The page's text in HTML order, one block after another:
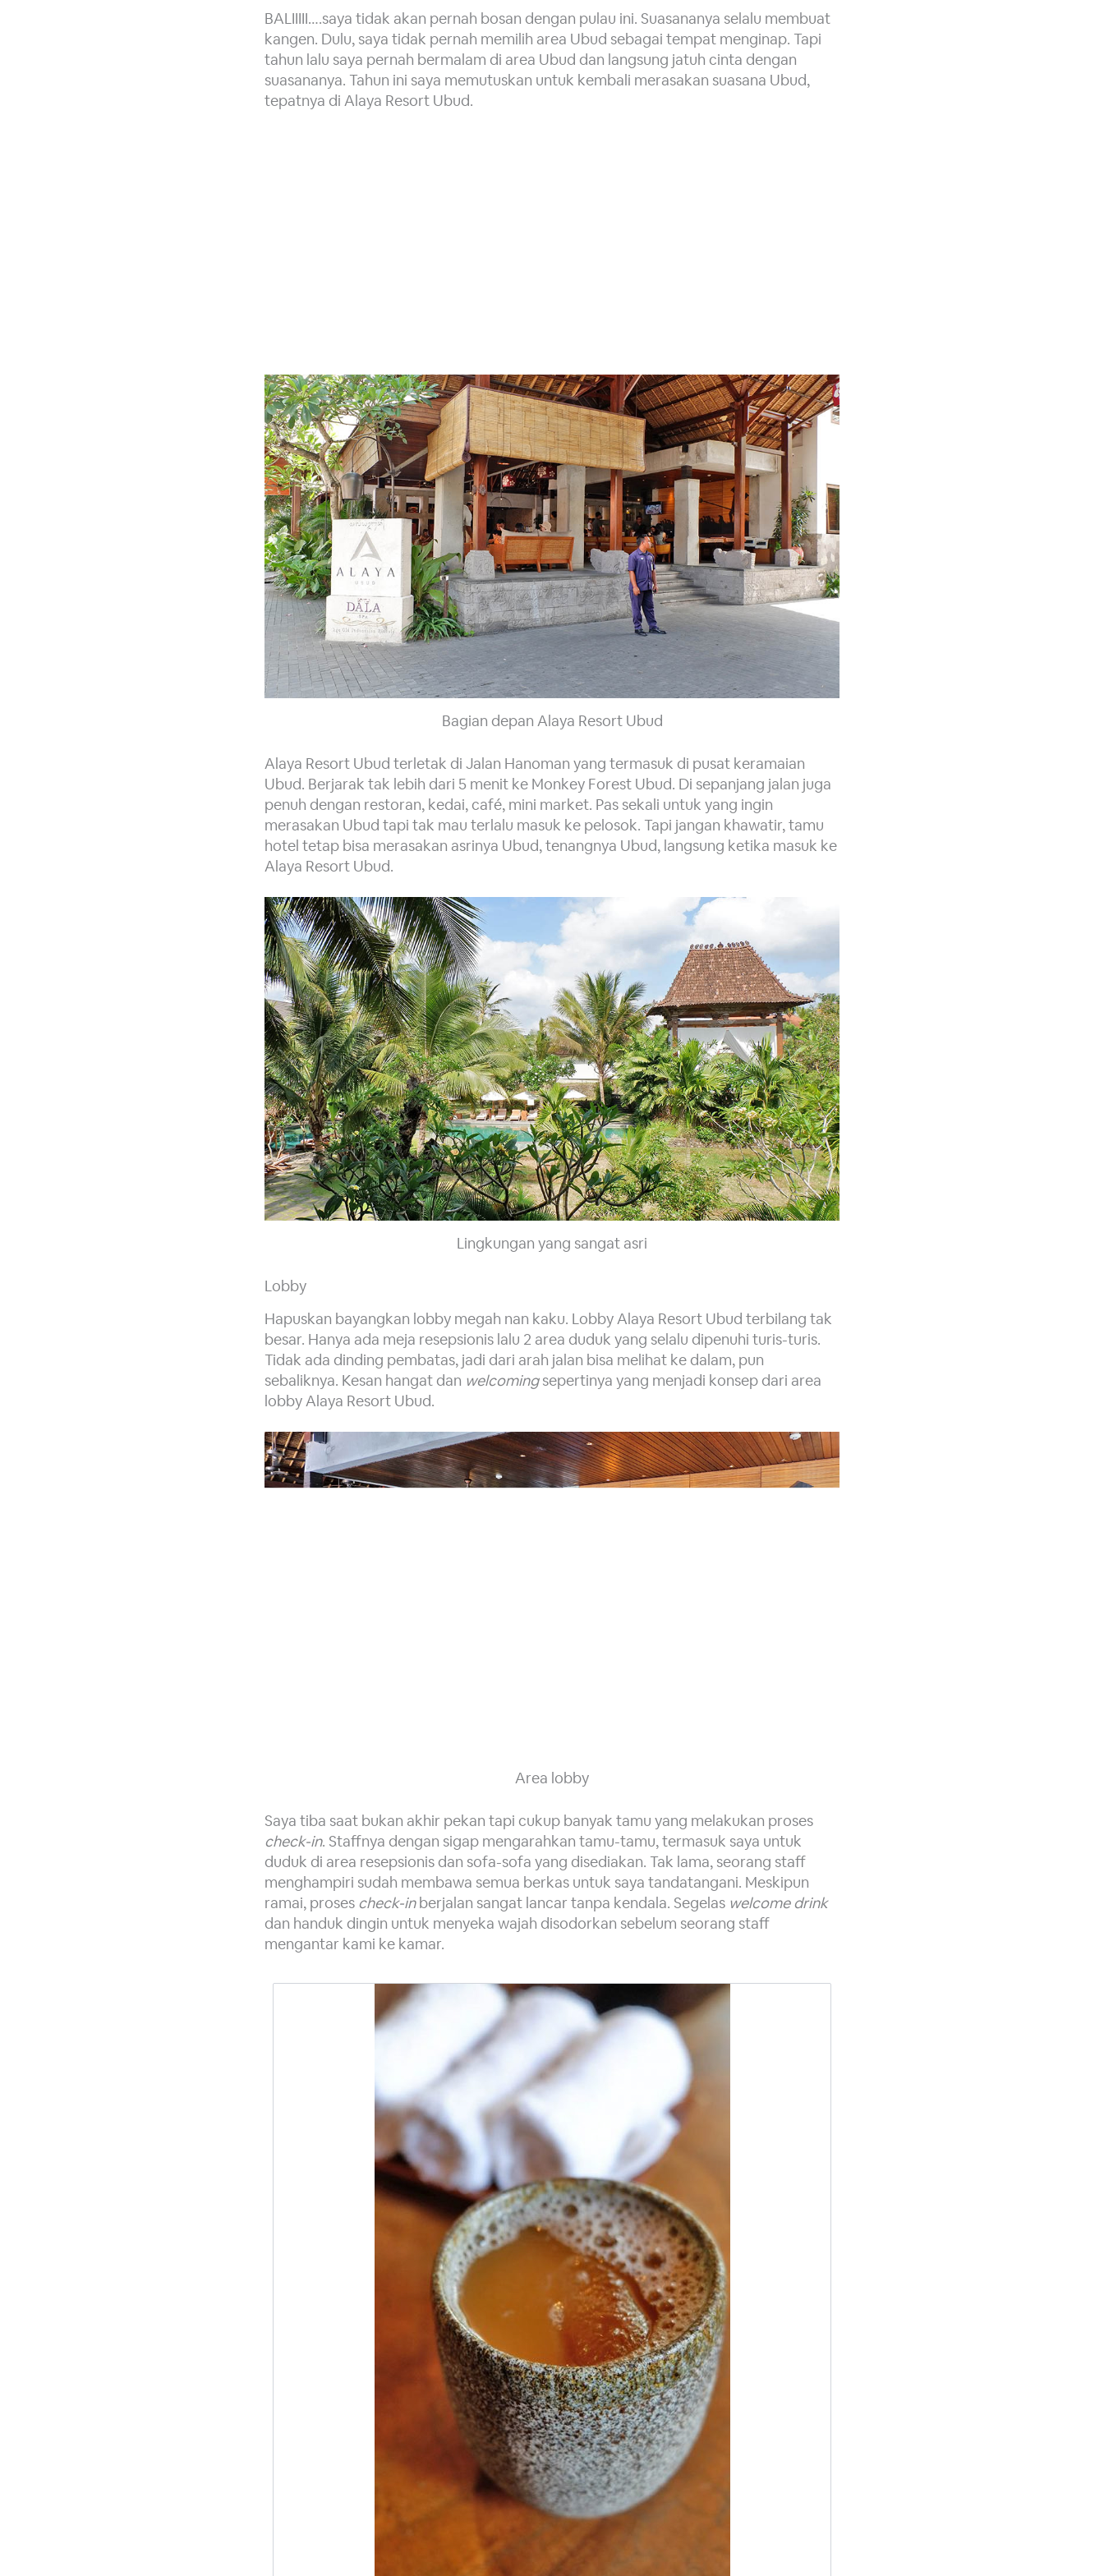
BALIIIII….saya tidak akan pernah bosan dengan pulau ini. Suasananya selalu membuat
kangen. Dulu, saya tidak pernah memilih area Ubud sebagai tempat menginap. Tapi
tahun lalu saya pernah bermalam di area Ubud dan langsung jatuh cinta dengan
suasananya. Tahun ini saya memutuskan untuk kembali merasakan suasana Ubud,
tepatnya di Alaya Resort Ubud.
Bagian depan Alaya Resort Ubud
Alaya Resort Ubud terletak di Jalan Hanoman yang termasuk di pusat keramaian
Ubud. Berjarak tak lebih dari 5 menit ke Monkey Forest Ubud. Di sepanjang jalan juga
penuh dengan restoran, kedai, café, mini market. Pas sekali untuk yang ingin
merasakan Ubud tapi tak mau terlalu masuk ke pelosok. Tapi jangan khawatir, tamu
hotel tetap bisa merasakan asrinya Ubud, tenangnya Ubud, langsung ketika masuk ke
Alaya Resort Ubud.
Lingkungan yang sangat asri
Lobby
Hapuskan bayangkan lobby megah nan kaku. Lobby Alaya Resort Ubud terbilang tak
besar. Hanya ada meja resepsionis lalu 2 area duduk yang selalu dipenuhi turis-turis.
Tidak ada dinding pembatas, jadi dari arah jalan bisa melihat ke dalam, pun
sebaliknya. Kesan hangat dan welcomingsepertinya yang menjadi konsep dari area
lobby Alaya Resort Ubud.
Area lobby
Saya tiba saat bukan akhir pekan tapi cukup banyak tamu yang melakukan proses
check-in. Staffnya dengan sigap mengarahkan tamu-tamu, termasuk saya untuk
duduk di area resepsionis dan sofa-sofa yang disediakan. Tak lama, seorang staff
menghampiri sudah membawa semua berkas untuk saya tandatangani. Meskipun
ramai, proses check-inberjalan sangat lancar tanpa kendala. Segelas welcome drink
dan handuk dingin untuk menyeka wajah disodorkan sebelum seorang staff
mengantar kami ke kamar.